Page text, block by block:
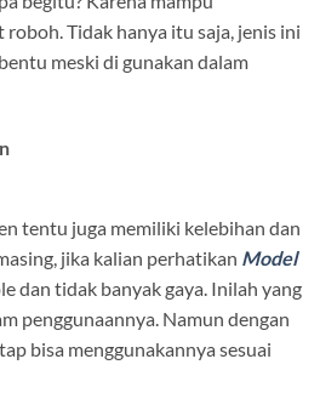
Tidak hanya itu saja, jenis ini
meski di gunakan dalam
tentu juga memiliki kelebihan dan
jika kalian perhatikan Model
dan tidak banyak gaya. Inilah yang
penggunaannya. Namun dengan
bisa menggunakannya sesuai